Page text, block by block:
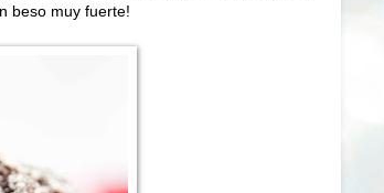
beso muy fuerte!